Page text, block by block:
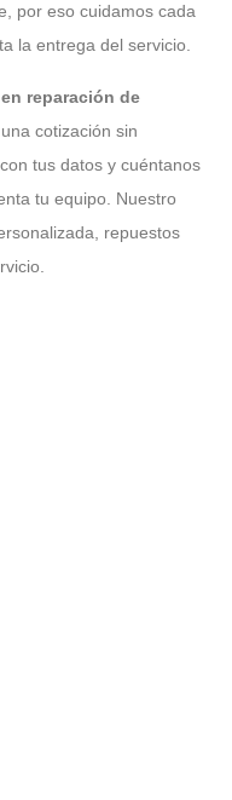
por eso cuidamos cada
la entrega del servicio.
reparación de
cotización sin
tus datos y cuéntanos
tu equipo. Nuestro
repuestos